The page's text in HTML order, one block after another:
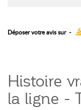
Déposer votre avis sur -
Histoire
la ligne -